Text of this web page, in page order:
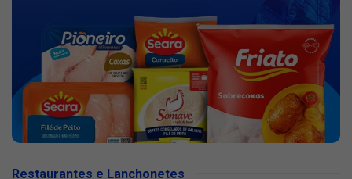
Restaurantes e Lanchonetes